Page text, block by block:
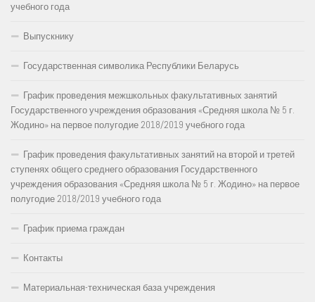
учебного года
Выпускнику
Государственная символика Республики Беларусь
График проведения межшкольных факультативных занятий
Государственного учреждения образования «Средняя школа № 5 г.
Жодино» на первое полугодие 2018/2019 учебного года
График проведения факультативных занятий на второй и третей
ступенях общего среднего образования Государственного
учреждения образования «Средняя школа № 5 г. Жодино» на первое
полугодие 2018/2019 учебного года
График приема граждан
Контакты
Материальная-техническая база учреждения